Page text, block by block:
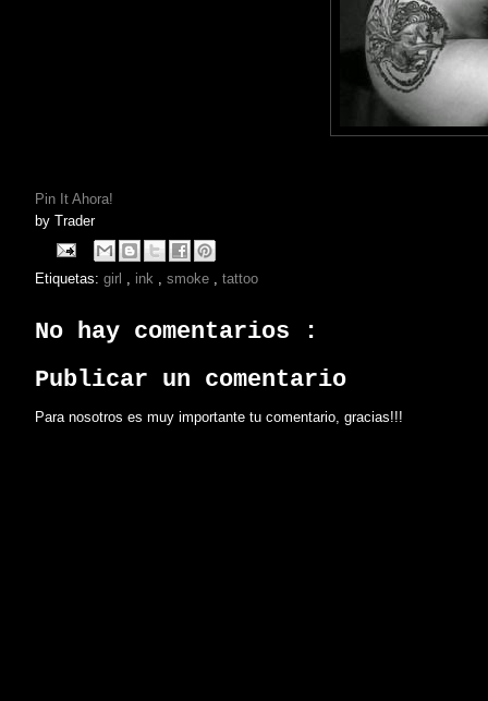
Pin It Ahora!
by Trader
Etiquetas: girl ink smoke tattoo
No hay comentarios :
Publicar un comentario
Para nosotros es muy importante tu comentario, gracias!!!